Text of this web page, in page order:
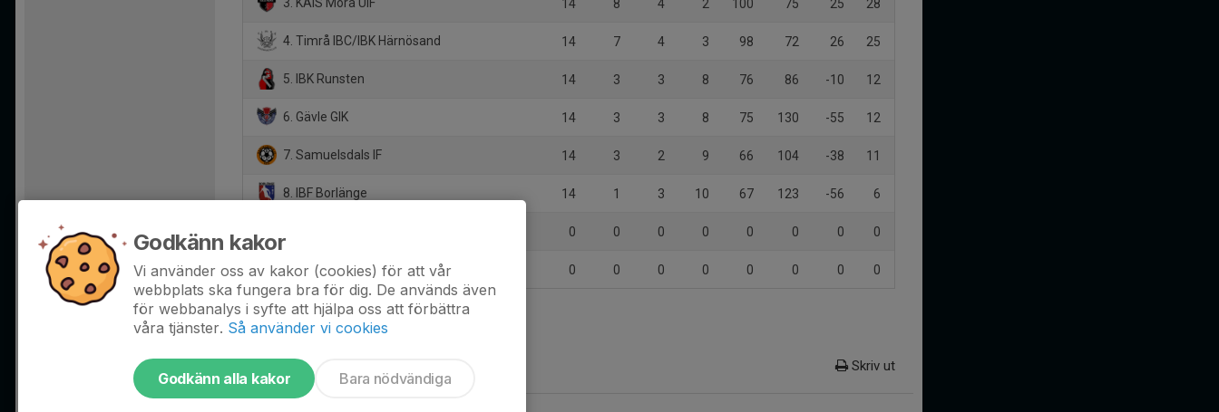
14 8 4 2 100 75 25 28
4. Timrå IBC/IBK Härnösand 14 7 4 3 98 72 26 25
5. IBK Runsten 14 3 3 8 76 86 -10 12
6. Gävle GIK 14 3 3 8 75 130 -55 12
7. Samuelsdals IF 14 3 2 9 66 104 -38 11
8. IBF Borlänge 14 1 3 10 67 123 -56 6
0 0 0 0 0 0 0 0
10. IBF Hedemora 0 0 0 0 0 0 0 0
Skriv ut
Godkänn kakor
Vi använder oss av kakor (cookies) för att vår
webbplats ska fungera bra för dig. De används även
för webbanalys i syfte att hjälpa oss att förbättra
våra tjänster. Så använder vi cookies
Godkänn alla kakor Bara nödvändiga